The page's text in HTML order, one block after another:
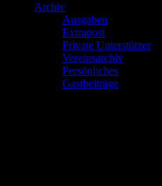
Archiv
Ausgaben
Extrapost
Private Unterstützer
Vereinsarchiv
Persönliches
Gastbeiträge